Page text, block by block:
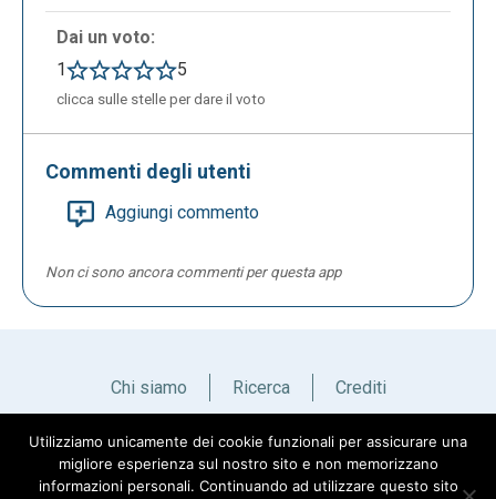
Dai un voto:
1
5
clicca sulle stelle per dare il voto
Commenti degli utenti
Aggiungi commento
Non ci sono ancora commenti per questa app
Chi siamo Ricerca Crediti
Italiano English
Utilizziamo unicamente dei cookie funzionali per assicurare una
migliore esperienza sul nostro sito e non memorizzano
informazioni personali. Continuando ad utilizzare questo sito